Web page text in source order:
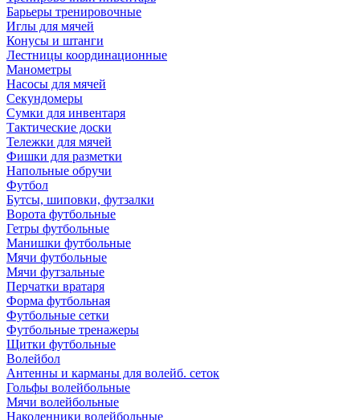
Барьеры тренировочные
Иглы для мячей
Конусы и штанги
Лестницы координационные
Манометры
Насосы для мячей
Секундомеры
Сумки для инвентаря
Тактические доски
Тележки для мячей
Фишки для разметки
Напольные обручи
Футбол
Бутсы, шиповки, футзалки
Ворота футбольные
Гетры футбольные
Манишки футбольные
Мячи футбольные
Мячи футзальные
Перчатки вратаря
Форма футбольная
Футбольные сетки
Футбольные тренажеры
Щитки футбольные
Волейбол
Антенны и карманы для волейб. сеток
Гольфы волейбольные
Мячи волейбольные
Наколенники волейбольные